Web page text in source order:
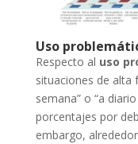
Uso
Respecto al uso
situaciones de alta
semana” o “a
porcentajes por
embargo,